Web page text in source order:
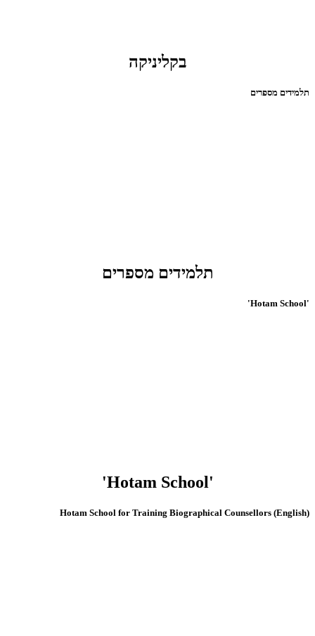
בקליניקה
תלמידים מספרים
תלמידים מספרים
'Hotam School'
'Hotam School'
(English) Hotam School for Training Biographical Counsellors